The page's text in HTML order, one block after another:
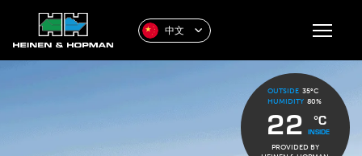
中文
OUTSIDE 35°C
HUMIDITY 80%
22 °C
INSIDE
PROVIDED BY